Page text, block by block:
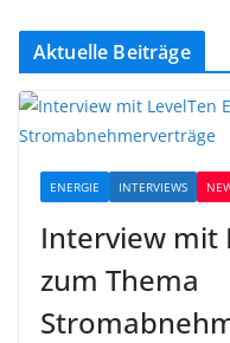
Aktuelle Beiträge
ENERGIE INTERVIEWS
Interview mit
zum Thema